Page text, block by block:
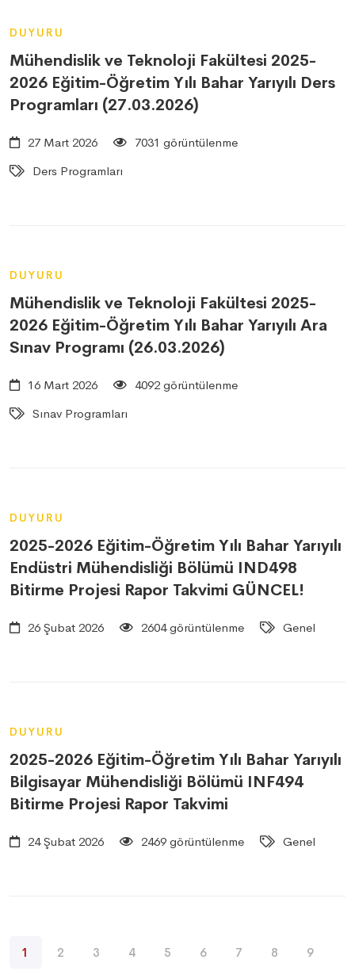
DUYURU
Mühendislik ve Teknoloji Fakültesi 2025-
2026 Eğitim-Öğretim Yılı Bahar Yarıyılı Ders
Programları (27.03.2026)
27 Mart 2026
7031 görüntülenme
Ders Programları
DUYURU
Mühendislik ve Teknoloji Fakültesi 2025-
2026 Eğitim-Öğretim Yılı Bahar Yarıyılı Ara
Sınav Programı (26.03.2026)
16 Mart 2026
4092 görüntülenme
Sınav Programları
DUYURU
2025-2026 Eğitim-Öğretim Yılı Bahar Yarıyılı
Endüstri Mühendisliği Bölümü IND498
Bitirme Projesi Rapor Takvimi GÜNCEL!
26 Şubat 2026 2604 görüntülenme Genel
DUYURU
2025-2026 Eğitim-Öğretim Yılı Bahar Yarıyılı
Bilgisayar Mühendisliği Bölümü INF494
Bitirme Projesi Rapor Takvimi
24 Şubat 2026 2469 görüntülenme Genel
1 2 3 4 5 6 7 8 9